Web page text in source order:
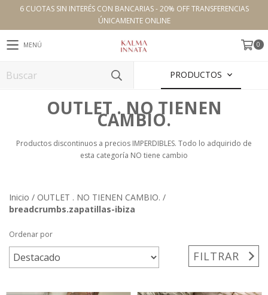
6 CUOTAS SIN INTERÉS CON BANCARIAS - 20% OFF TRANSFERENCIAS
ÚNICAMENTE ONLINE
MENÚ 0
PRODUCTOS
OUTLET . NO TIENEN
CAMBIO.
Productos discontinuos a precios IMPERDIBLES. Todo lo adquirido de
esta categoría NO tiene cambio
Inicio / OUTLET . NO TIENEN CAMBIO. /
breadcrumbs.zapatillas-ibiza
Ordenar por
FILTRAR